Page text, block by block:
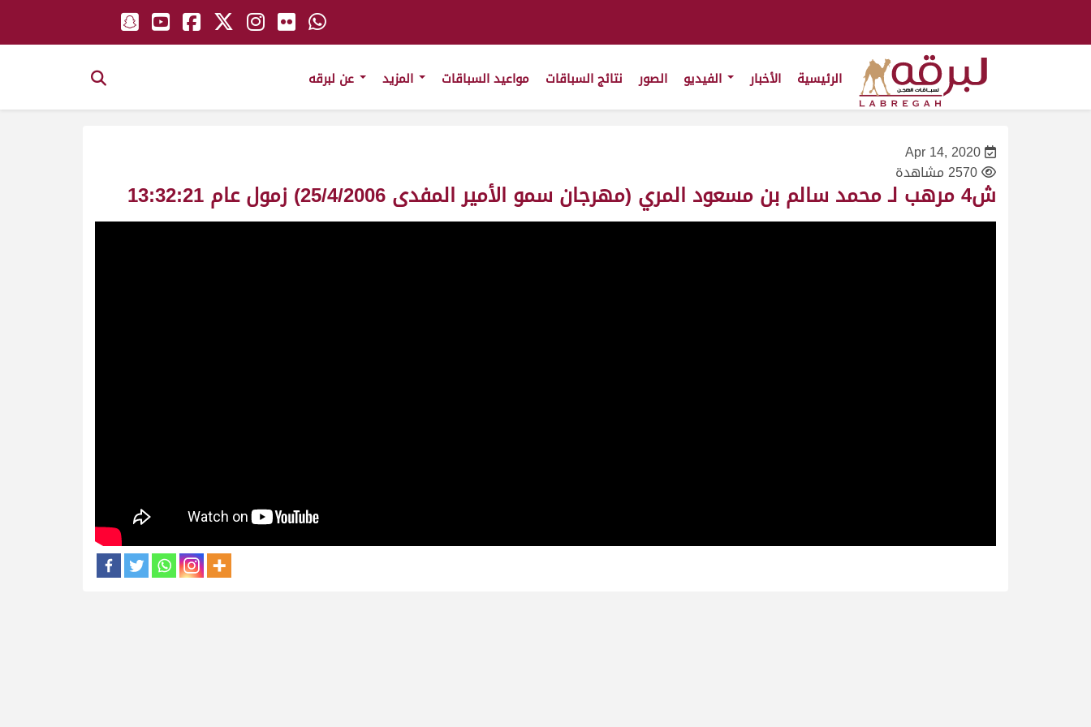
الرئيسية الأخبار الصور نتائج السباقات مواعيد السباقات
Apr 14, 2020
2570 مشاهدة
ش4 مرهب لـ محمد سالم بن مسعود المري (مهرجان سمو الأمير المفدى 25/4/2006) زمول عام 13:32:21